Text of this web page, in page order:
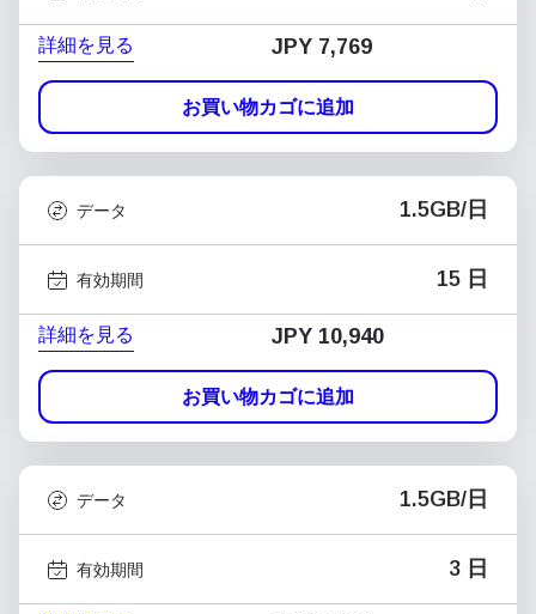
詳細を見る JPY 7,769
お買い物カゴに追加
データ 1.5GB/日
有効期間 15 日
詳細を見る JPY 10,940
お買い物カゴに追加
データ 1.5GB/日
有効期間 3 日